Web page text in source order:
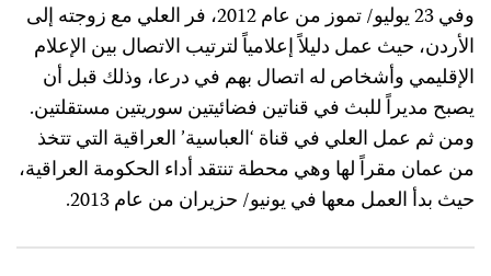
وفي 23 يوليو/ تموز من عام 2012، فر العلي مع زوجته إلى
الأردن، حيث عمل دليلاً إعلامياً لترتيب الاتصال بين الإعلام
الإقليمي وأشخاص له اتصال بهم في درعا، وذلك قبل أن
يصبح مديراً للبث في قناتين فضائيتين سوريتين مستقلتين.
ومن ثم عمل العلي في قناة ‘العباسية’ العراقية التي تتخذ
من عمان مقراً لها وهي محطة تنتقد أداء الحكومة العراقية،
حيث بدأ العمل معها في يونيو/ حزيران من عام 2013.